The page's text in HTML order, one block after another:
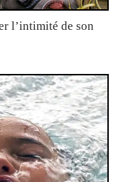
l’intimité de son